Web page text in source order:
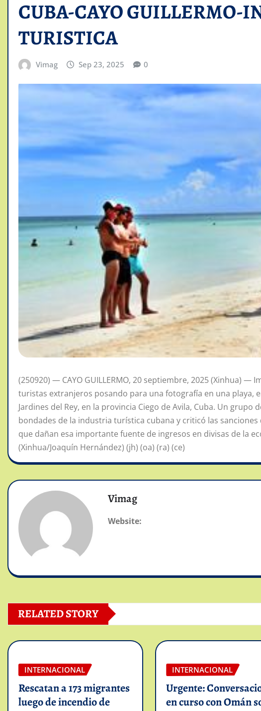
CUBA-CAYO GUILLERMO-
TURISTICA
Vimag Sep 23, 2025 0
(250920) — CAYO GUILLERMO, 20 septiembre, 2025 (Xinhua) —
turistas extranjeros posando para una fotografía en una playa,
Jardines del Rey, en la provincia Ciego de Avila, Cuba. Un grupo
bondades de la industria turística cubana y criticó las
que dañan esa importante fuente de ingresos en divisas de la
(Xinhua/Joaquín Hernández) (jh) (oa) (ra) (ce)
Vimag
Website:
RELATED STORY
INTERNACIONAL
Rescatan a 173 migrantes
luego de incendio de
INTERNACIONAL
Urgente:
en curso con Omán